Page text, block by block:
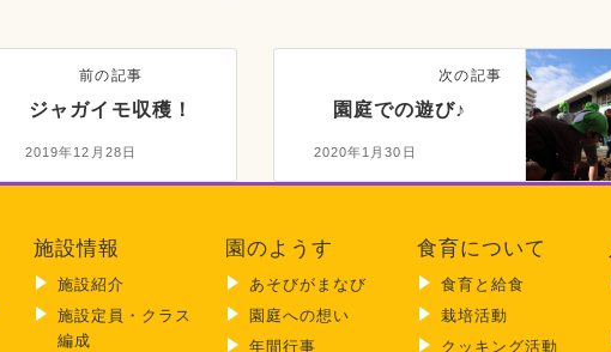
前の記事
ジャガイモ収穫！
2019年12月28日
次の記事
園庭での遊び♪
2020年1月30日
施設情報
施設紹介
施設定員・クラス
編成
園のようす
あそびがまなび
園庭への想い
年間行事
食育について
食育と給食
栽培活動
クッキング活動